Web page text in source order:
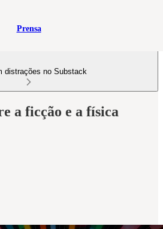
Prensa
distrações no Substack
a ficção e a física